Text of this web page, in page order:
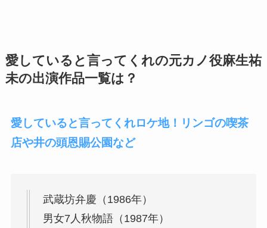
愛していると言ってくれの元カノ役麻生祐
未の出演作品一覧は？
愛していると言ってくれロケ地！リンゴの喫茶
店や井の頭恩賜公園など
武蔵坊弁慶（1986年）
男女7人秋物語（1987年）